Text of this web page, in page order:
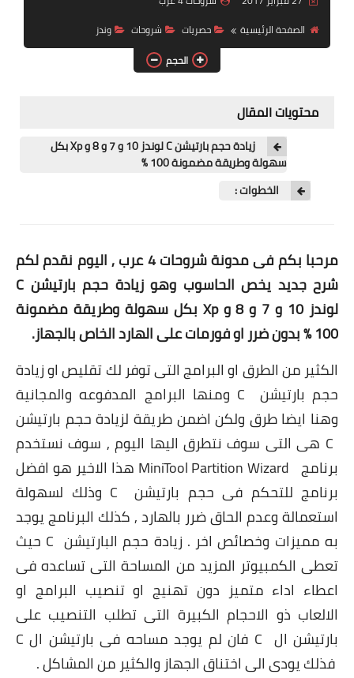
الصفحة الرئيسية
حصريات شروحات
وندز
الحجم
محتويات المقال
زيادة حجم بارتيشن C لوندز 10 و 7 و 8 و Xp بكل
سهولة وطريقة مضمونة 100 %
الخطوات :
مرحبا بكم فى مدونة شروحات 4 عرب , اليوم نقدم لكم
شرح جديد يخص الحاسوب وهو زيادة حجم بارتيشن C
لوندز 10 و 7 و 8 و Xp بكل سهولة وطريقة مضمونة
100 % بدون ضرر او فورمات على الهارد الخاص بالجهاز.
الكثير من الطرق او البرامج التى توفر لك تقليص او زيادة
حجم بارتيشن
C ومنها البرامج المدفوعه والمجانية
وهنا ايضا طرق ولكن اضمن طريقة لزيادة حجم بارتيشن
C هى التى سوف نتطرق اليها اليوم , سوف نستخدم
برنامج MiniTool Partition Wizard هذا الاخير هو افضل
برنامج للتحكم فى حجم بارتيشن
C وذلك لسهولة
استعمالة وعدم الحاق ضرر بالهارد , كذلك البرنامج يوجد
به مميزات وخصائص اخر . زيادة حجم البارتيشن C حيث
تعطى الكمبيوتر المزيد من المساحة التى تساعده فى
اعطاء اداء متميز دون تهنيج او تنصيب البرامج او
الالعاب ذو الاحجام الكبيرة التى تطلب التنصيب على
بارتيشن ال C فان لم يوجد مساحه فى بارتيشن ال C
فذلك يودى الى اختناق الجهاز والكثير من المشاكل .